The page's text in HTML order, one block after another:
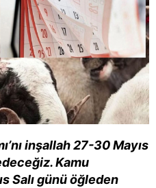
inşallah 27-30 Mayıs
Kamu
Salı günü öğleden